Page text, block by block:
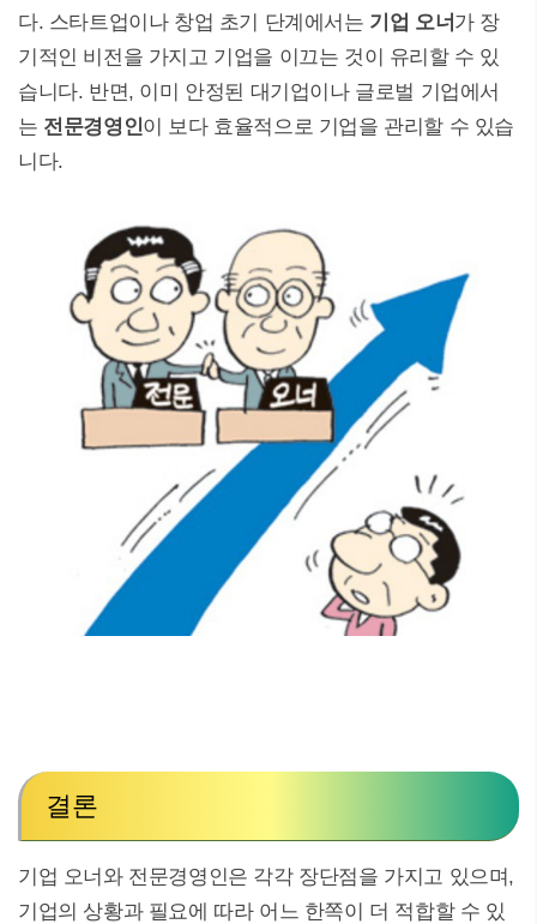
다. 스타트업이나 창업 초기 단계에서는 기업 오너 가 장
기적인 비전을 가지고 기업을 이끄는 것이 유리할 수 있
습니다. 반면, 이미 안정된 대기업이나 글로벌 기업에서
는 전문경영인이 보다 효율적으로 기업을 관리할 수 있습
니다.
결론
기업 오너와 전문경영인은 각각 장단점을 가지고 있으며,
기업의 상황과 필요에 따라 어느 한쪽이 더 적합할 수 있